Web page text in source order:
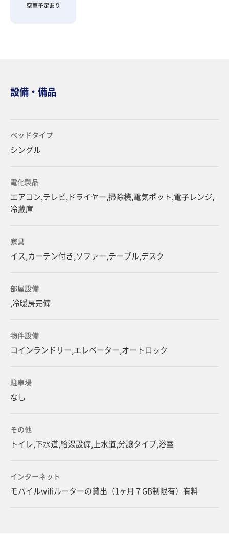
空室予定あり
設備・備品
ベッドタイプ
シングル
電化製品
エアコン,テレビ,ドライヤー,掃除機,電気ポット,電子レンジ,
冷蔵庫
家具
イス,カーテン付き,ソファー,テーブル,デスク
部屋設備
,冷暖房完備
物件設備
コインランドリー,エレベーター,オートロック
駐車場
なし
その他
トイレ,下水道,給湯設備,上水道,分譲タイプ,浴室
インターネット
モバイルwifiルーターの貸出（1ヶ月７GB制限有）有料